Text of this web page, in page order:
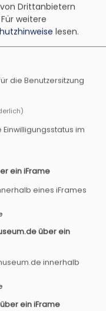
in
Der
und die
Ehepaar
Geist
- und
es geht
sich trauen zu
wieder
Sie
macht.
langjähriger
- und
Gespräche
für mehr
in
Drittanbietern
Für weitere
lesen.
die Benutzersitzung
im
ein iFrame
eines iFrames
über ein
innerhalb
ein iFrame